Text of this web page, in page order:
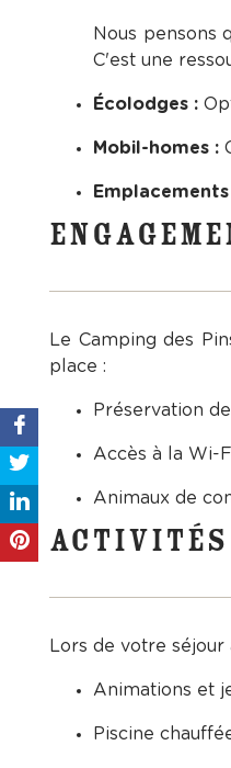
Nous pensons
C'est une
Écolodges :
Mobil-homes :
Le Camping des
place :
Préservation
Accès à la Wi-
Animaux de
Lors de votre séjour
Animations et
Piscine